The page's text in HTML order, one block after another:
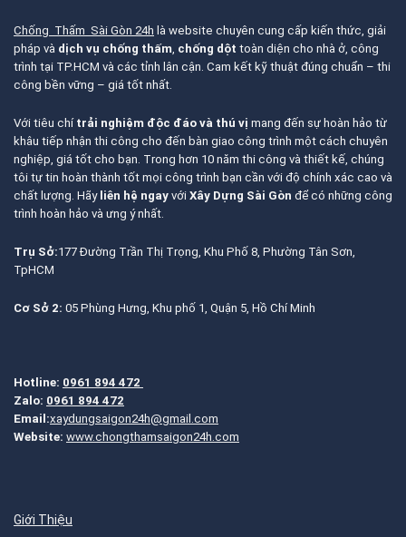
Chống Thấm Sài Gòn 24h là website chuyên cung cấp kiến thức, giải
pháp và dịch vụ chống thấm, chống dột toàn diện cho nhà ở, công
trình tại TP.HCM và các tỉnh lân cận. Cam kết kỹ thuật đúng chuẩn – thi
công bền vững – giá tốt nhất.
Với tiêu chí trải nghiệm độc đáo và thú vị mang đến sự hoàn hảo từ
khâu tiếp nhận thi công cho đến bàn giao công trình một cách chuyên
nghiệp, giá tốt cho bạn. Trong hơn 10 năm thi công và thiết kế, chúng
tôi tự tin hoàn thành tốt mọi công trình bạn cần với độ chính xác cao và
chất lượng. Hãy liên hệ ngay với Xây Dựng Sài Gòn để có những công
trình hoàn hảo và ưng ý nhất.
Trụ Sở:177 Đường Trần Thị Trọng, Khu Phố 8, Phường Tân Sơn,
TpHCM
Cơ Sở 2: 05 Phùng Hưng, Khu phố 1, Quận 5, Hồ Chí Minh
Hotline: 0961 894 472
Zalo: 0961 894 472
Email:xaydungsaigon24h@gmail.com
Website: www.chongthamsaigon24h.com
Giới Thiệu